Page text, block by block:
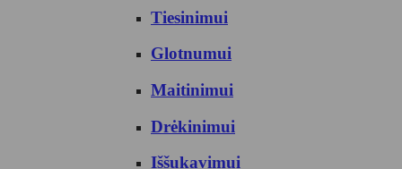
Tiesinimui
Glotnumui
Maitinimui
Drėkinimui
Iššukavimui